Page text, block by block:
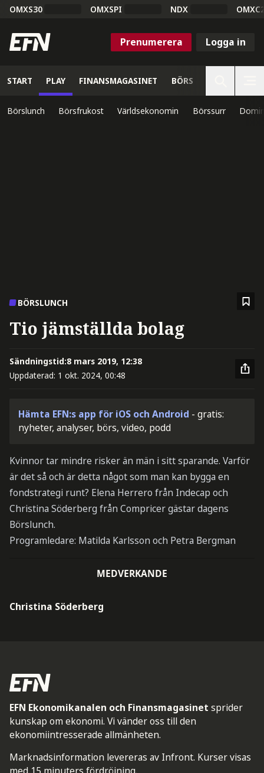
OMXS30 OMXSPI NDX
Prenumerera Logga in
START PLAY FINANSMAGASINET BÖRS
Börslunch Börsfrukost Världsekonomin Börssurr
BÖRSLUNCH
Tio jämställda bolag
Sändningstid:8 mars 2019, 12:38
Uppdaterad: 1 okt. 2024, 00:48
Hämta EFN:s app för iOS och Android - gratis:
nyheter, analyser, börs, video, podd
Kvinnor tar mindre risker än män i sitt sparande. Varför
är det så och är detta något som man kan bygga en
fondstrategi runt? Elena Herrero från Indecap och
Christina Söderberg från Compricer gästar dagens
Börslunch.
Programledare: Matilda Karlsson och Petra Bergman
MEDVERKANDE
Christina Söderberg
EFN Ekonomikanalen och Finansmagasinet sprider
kunskap om ekonomi. Vi vänder oss till den
ekonomiintresserade allmänheten.
Marknadsinformation levereras av Infront. Kurser visas